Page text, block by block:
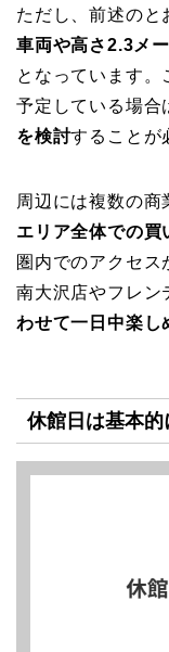
ただし、前述のと
車両や高さ2.3メ
となっています。
予定している場合
を検討することが
周辺には複数の商
エリア全体での買
圏内でのアクセス
南大沢店やフレン
わせて一日中楽し
休館日は基本的